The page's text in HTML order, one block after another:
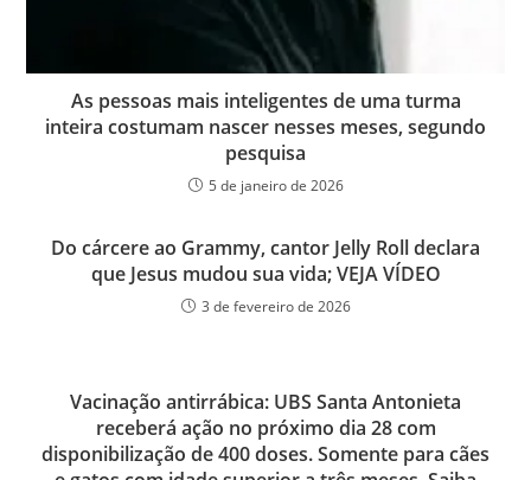
As pessoas mais inteligentes de uma turma
inteira costumam nascer nesses meses, segundo
pesquisa
5 de janeiro de 2026
Do cárcere ao Grammy, cantor Jelly Roll declara
que Jesus mudou sua vida; VEJA VÍDEO
3 de fevereiro de 2026
Vacinação antirrábica: UBS Santa Antonieta
receberá ação no próximo dia 28 com
disponibilização de 400 doses. Somente para cães